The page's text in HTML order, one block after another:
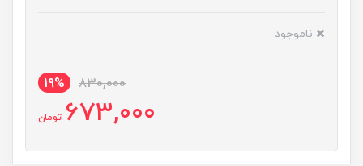
ناموجود
830,000
19%
673,000 تومان